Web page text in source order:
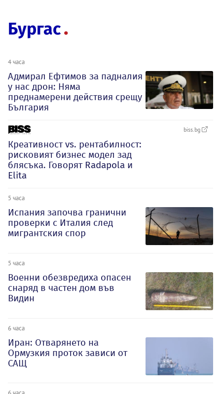
Бургас
4 часа
Адмирал Ефтимов за падналия
у нас дрон: Няма
преднамерени действия срещу
България
biss.bg
Креативност vs. рентабилност:
рисковият бизнес модел зад
блясъка. Говорят Radapola и
Elita
5 часа
Испания започва гранични
проверки с Италия след
мигрантския спор
5 часа
Военни обезвредиха опасен
снаряд в частен дом във
Видин
6 часа
Иран: Отварянето на
Ормузкия проток зависи от
САЩ